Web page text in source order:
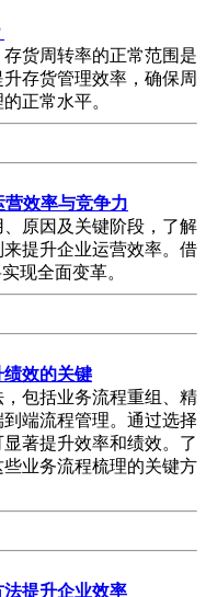
货周转率的正常范围是
存货管理效率，确保周
正常水平。
效率与竞争力
原因及关键阶段，了解
提升企业运营效率。借
现全面变革。
效的关键
包括业务流程重组、精
端流程管理。通过选择
著提升效率和绩效。了
业务流程梳理的关键方
提升企业效率